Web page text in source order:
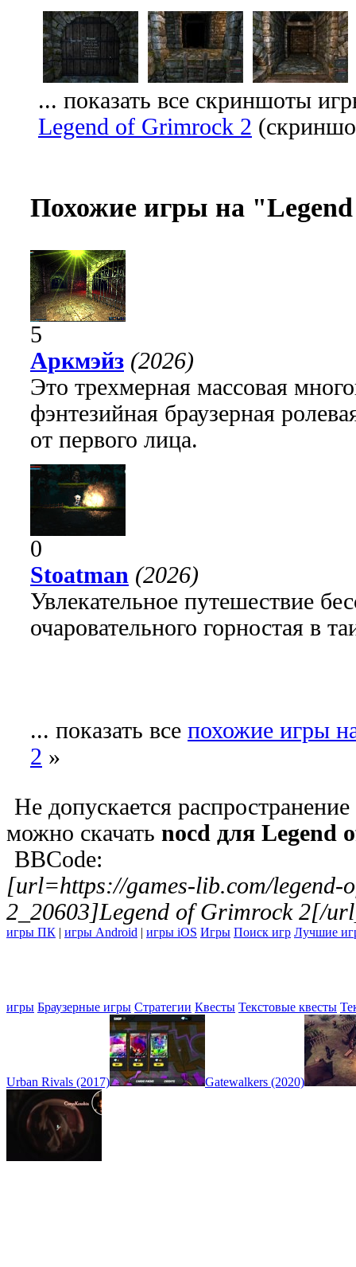
... показать все скриншоты
Legend of Grimrock 2
Похожие игры на
5
Аркмэйз (2026)
Это трехмерная массовая
фэнтезийная браузерная
от первого лица.
0
Stoatman (2026)
Увлекательное путешествие
очаровательного горностая в
... показать все похожие игры
2 »
Не допускается
можно скачать nocd для Legend
BBCode:
[url=https://games-lib.com/legend-
2_20603]Legend of Grimrock 2[/
игры ПК | игры Android | игры iOS Игры Поиск игр Лучшие
игры Браузерные игры Стратегии Квесты Текстовые квесты
Urban Rivals (2017) Gatewalkers (2020)